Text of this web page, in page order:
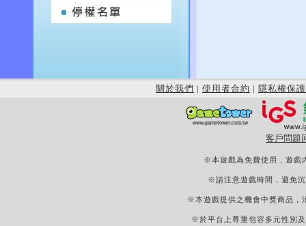
關於我們 | 使用者合約 | 隱私權保護
客戶問題
※本遊戲為免費使用，遊戲
※請注意遊戲時間，避免
※本遊戲提供之機會中獎商品，
※於平台上尊重包容多元性別